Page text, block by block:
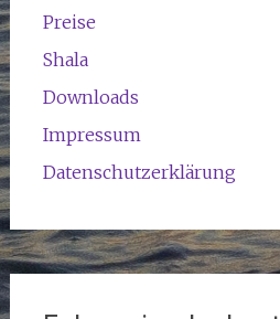
Preise
Shala
Downloads
Impressum
Datenschutzerklärung